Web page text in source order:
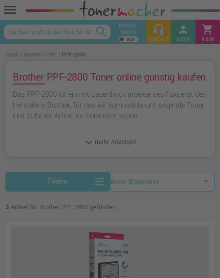
menu
keyboard_arrow_up
search Modell-
suche headset_mic
KONTAKT
person
LOGIN
shopping_cart
€ 0,00
Toner Brother PPF PPF-2800
Brother PPF-2800 Toner online günstig kaufen
Das PPF-2800 ist ein mit Laserdruck arbeitendes Faxgerät des
Herstellers Brother, für das wir kompatible und originale Toner
und Zubehör-Artikel im Sortiment haben.
mehr Anzeigen
Filtern tune
3 Artikel für Brother PPF-2800 gefunden